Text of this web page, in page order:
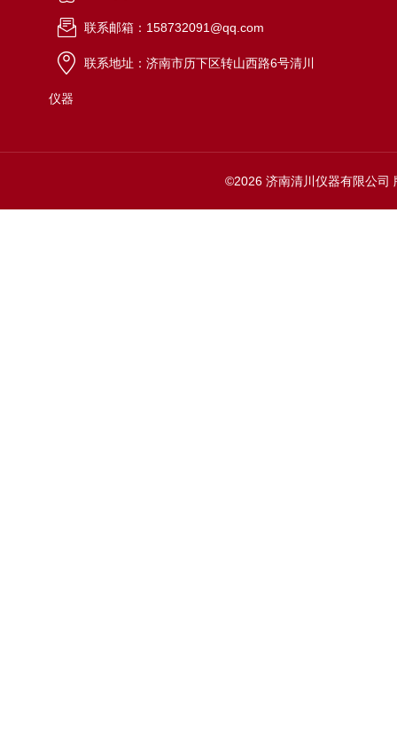
联系邮箱：158732091@qq.com
联系地址：济南市历下区转山西路6号清川
仪器
©2026 济南清川仪器有限公